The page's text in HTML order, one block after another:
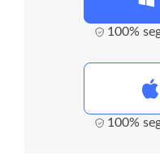
100%
100%